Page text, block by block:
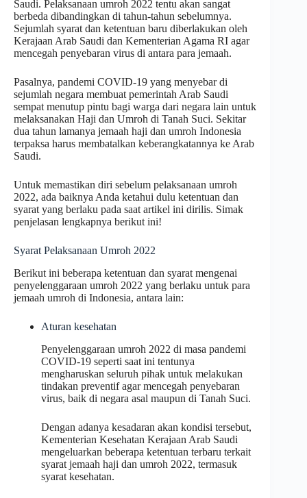
Saudi. Pelaksanaan umroh 2022 tentu akan sangat
berbeda dibandingkan di tahun-tahun sebelumnya.
Sejumlah syarat dan ketentuan baru diberlakukan oleh
Kerajaan Arab Saudi dan Kementerian Agama RI agar
mencegah penyebaran virus di antara para jemaah.
Pasalnya, pandemi COVID-19 yang menyebar di
sejumlah negara membuat pemerintah Arab Saudi
sempat menutup pintu bagi warga dari negara lain untuk
melaksanakan Haji dan Umroh di Tanah Suci. Sekitar
dua tahun lamanya jemaah haji dan umroh Indonesia
terpaksa harus membatalkan keberangkatannya ke Arab
Saudi.
Untuk memastikan diri sebelum pelaksanaan umroh
2022, ada baiknya Anda ketahui dulu ketentuan dan
syarat yang berlaku pada saat artikel ini dirilis. Simak
penjelasan lengkapnya berikut ini!
Syarat Pelaksanaan Umroh 2022
Berikut ini beberapa ketentuan dan syarat mengenai
penyelenggaraan umroh 2022 yang berlaku untuk para
jemaah umroh di Indonesia, antara lain:
Aturan kesehatan
Penyelenggaraan umroh 2022 di masa pandemi
COVID-19 seperti saat ini tentunya
mengharuskan seluruh pihak untuk melakukan
tindakan preventif agar mencegah penyebaran
virus, baik di negara asal maupun di Tanah Suci.
Dengan adanya kesadaran akan kondisi tersebut,
Kementerian Kesehatan Kerajaan Arab Saudi
mengeluarkan beberapa ketentuan terbaru terkait
syarat jemaah haji dan umroh 2022, termasuk
syarat kesehatan.